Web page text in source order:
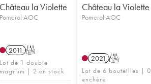
Château la Violette
Pomerol AOC
2011 T
Lot de 1 double
magnum | 2 en stock
Château la Violette
Pomerol AOC
2021 T
Lot de 6 bouteilles | 0
enchère